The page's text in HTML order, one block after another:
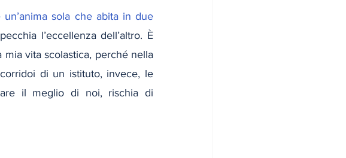
sola che abita in due
l’eccellenza dell’altro. È
vita scolastica, perché nella
di un istituto, invece, le
il meglio di noi, rischia di